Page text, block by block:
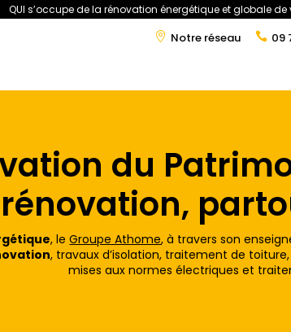
QUI s’occupe de la rénovation énergétique et globale
Notre réseau
09
Rénovation Énergétique
du
, leGroupe Athome, à travers son
, travaux d’isolation, traitement de
mises aux normes électriques et